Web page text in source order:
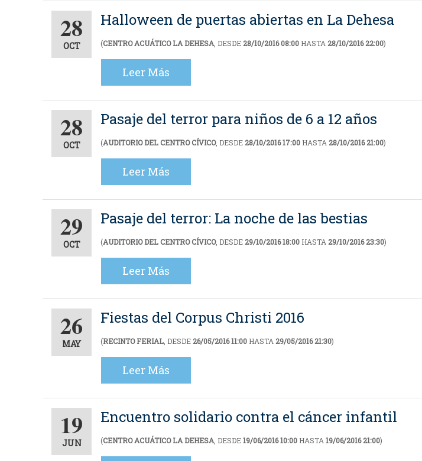
28
OCT
Halloween de puertas abiertas en La Dehesa
(CENTRO ACUÁTICO LA DEHESA , DESDE 28/10/2016 08:00 HASTA 28/10/2016 22:00)
Leer Más
28
OCT
Pasaje del terror para niños de 6 a 12 años
(AUDITORIO DEL CENTRO CÍVICO, DESDE 28/10/2016 17:00 HASTA 28/10/2016 21:00)
Leer Más
29
OCT
Pasaje del terror: La noche de las bestias
(AUDITORIO DEL CENTRO CÍVICO, DESDE 29/10/2016 18:00 HASTA 29/10/2016 23:30)
Leer Más
26
MAY
Fiestas del Corpus Christi 2016
(RECINTO FERIAL , DESDE 26/05/2016 11:00 HASTA 29/05/2016 21:30)
Leer Más
19
JUN
Encuentro solidario contra el cáncer infantil
(CENTRO ACUÁTICO LA DEHESA, DESDE19/06/2016 10:00 HASTA19/06/2016 21:00)